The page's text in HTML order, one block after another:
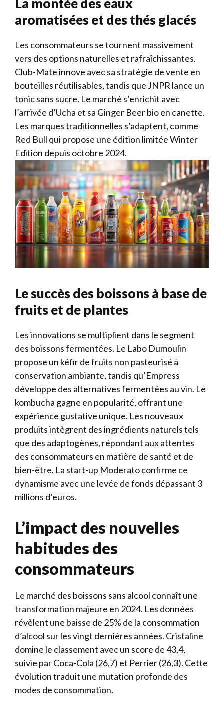
aromatisées et des thés glacés
Les consommateurs se tournent massivement
vers des options naturelles et rafraîchissantes.
Club-Mate innove avec sa stratégie de vente en
bouteilles réutilisables, tandis que JNPR lance un
tonic sans sucre. Le marché s’enrichit avec
l’arrivée d’Ucha et sa Ginger Beer bio en canette.
Les marques traditionnelles s’adaptent, comme
Red Bull qui propose une édition limitée Winter
Edition depuis octobre 2024.
Le succès des boissons à base de
fruits et de plantes
Les innovations se multiplient dans le segment
des boissons fermentées. Le Labo Dumoulin
propose un kéfir de fruits non pasteurisé à
conservation ambiante, tandis qu’Empress
développe des alternatives fermentées au vin. Le
kombucha gagne en popularité, offrant une
expérience gustative unique. Les nouveaux
produits intègrent des ingrédients naturels tels
que des adaptogènes, répondant aux attentes
des consommateurs en matière de santé et de
bien-être. La start-up Moderato confirme ce
dynamisme avec une levée de fonds dépassant 3
millions d’euros.
L’impact des nouvelles
habitudes des
consommateurs
Le marché des boissons sans alcool connaît une
transformation majeure en 2024. Les données
révèlent une baisse de 25% de la consommation
d’alcool sur les vingt dernières années. Cristaline
domine le classement avec un score de 43,4,
suivie par Coca-Cola (26,7) et Perrier (26,3). Cette
évolution traduit une mutation profonde des
modes de consommation.